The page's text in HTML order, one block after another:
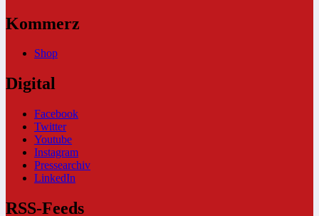
Kommerz
Shop
Digital
Facebook
Twitter
Youtube
Instagram
Pressearchiv
LinkedIn
RSS-Feeds